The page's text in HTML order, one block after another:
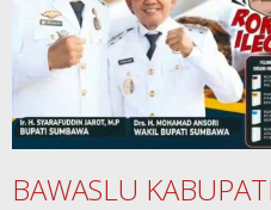
BAWASLU